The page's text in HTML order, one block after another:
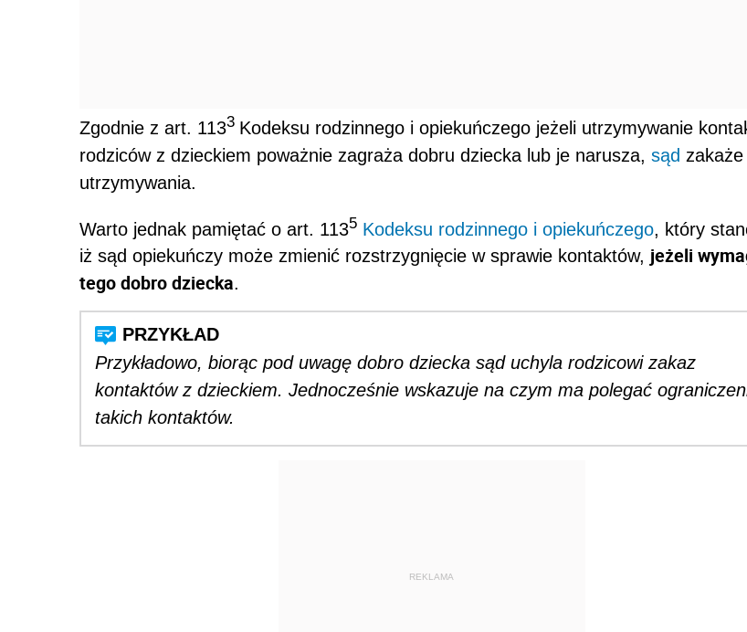
Zgodnie z art. 1133 Kodeksu rodzinnego i opiekuńczego jeżeli utrzymywanie
rodziców z dzieckiem poważnie zagraża dobru dziecka lub je narusza, sąd zakaże
utrzymywania.
Warto jednak pamiętać o art. 1135 Kodeksu rodzinnego i opiekuńczego , który
iż sąd opiekuńczy może zmienić rozstrzygnięcie w sprawie kontaktów, jeżeli
tego dobro dziecka.
Przykładowo, biorąc pod uwagę dobro dziecka sąd uchyla rodzicowi zakaz
kontaktów z dzieckiem. Jednocześnie wskazuje na czym ma polegać
takich kontaktów.
REKLAMA